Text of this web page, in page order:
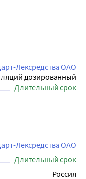
Лексредства ОАО
дозированный
Длительный срок
Лексредства ОАО
Длительный срок
Россия